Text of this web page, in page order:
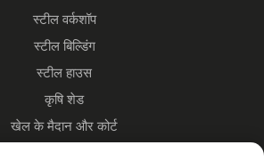
स्टील वर्कशॉप
स्टील बिल्डिंग
स्टील हाउस
कृषि शेड
खेल के मैदान और कोर्ट